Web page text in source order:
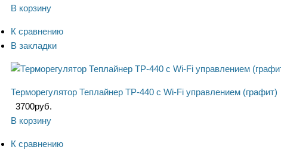
В корзину
К сравнению
В закладки
Терморегулятор Теплайнер ТР-440 с Wi-Fi управлением (графит)
3700руб.
В корзину
К сравнению